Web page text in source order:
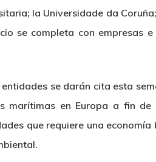
la Universidade da
se completa con empresas
se darán cita esta
marítimas en Europa a fin
que requiere una